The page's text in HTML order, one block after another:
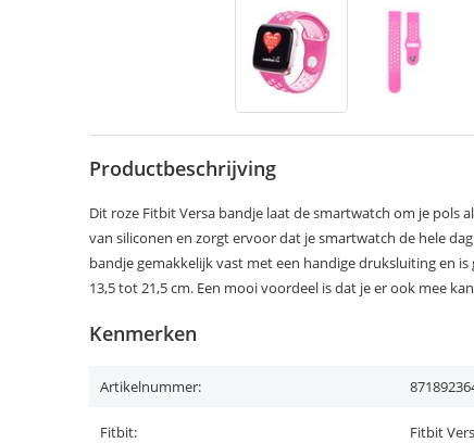
Productbeschrijving
Dit roze Fitbit Versa bandje laat de smartwatch om je pols
van siliconen en zorgt ervoor dat je smartwatch de hele
bandje gemakkelijk vast met een handige druksluiting en
13,5 tot 21,5 cm. Een mooi voordeel is dat je er ook mee
Kenmerken
Artikelnummer:
Fitbit: Fitbit